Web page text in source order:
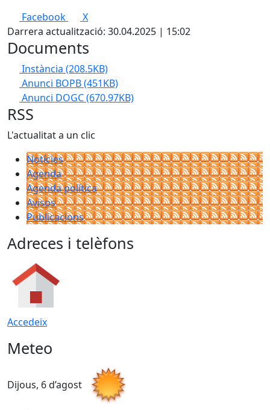
Facebook
X
Darrera actualització: 30.04.2025 | 15:02
Documents
Instància (208.5KB)
Anunci BOPB(451KB)
Anunci DOGC(670.97KB)
RSS
L'actualitat a un clic
Notícies
Agenda
Agenda política
Avisos
Publicacions
Adreces i telèfons
Accedeix
Meteo
Dijous, 6 d’agost